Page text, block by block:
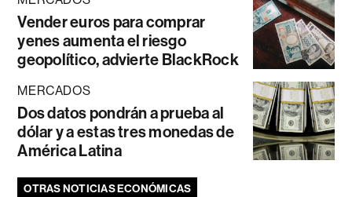
Vender euros para comprar
yenes aumenta el riesgo
geopolítico, advierte BlackRock
MERCADOS
Dos datos pondrán a prueba al
dólar y a estas tres monedas de
América Latina
OTRAS NOTICIAS ECONÓMICAS